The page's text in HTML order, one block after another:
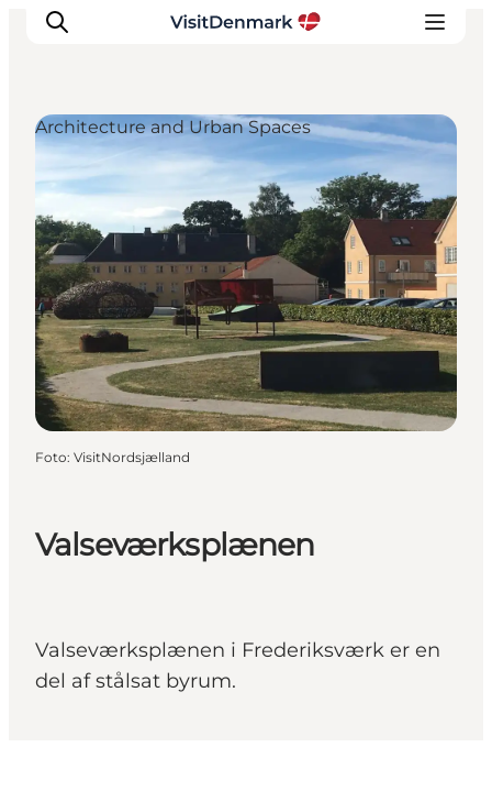
Inspiratie
Bestemmingen
Wat te doen
Accommodaties
Plan je reis
Valseværksplænen
Valseværksplænen i Frederiksværk er en
del af stålsat byrum.
Architecture and Urban Spaces
Foto: VisitNordsjælland